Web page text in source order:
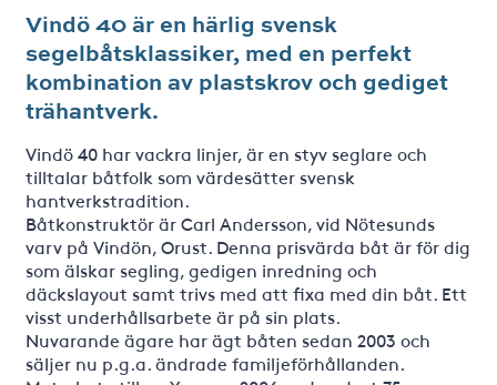
Vindö 40 är en härlig svensk
segelbåtsklassiker, med en perfekt
kombination av plastskrov och gediget
trähantverk.
Vindö 40 har vackra linjer, är en styv seglare och
tilltalar båtfolk som värdesätter svensk
hantverkstradition.
Båtkonstruktör är Carl Andersson, vid Nötesunds
varv på Vindön, Orust. Denna prisvärda båt är för dig
som älskar segling, gedigen inredning och
däckslayout samt trivs med att fixa med din båt. Ett
visst underhållsarbete är på sin plats.
Nuvarande ägare har ägt båten sedan 2003 och
säljer nu p.g.a. ändrade familjeförhållanden.